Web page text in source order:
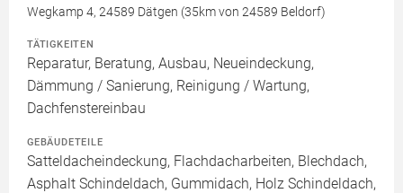
Wegkamp 4, 24589 Dätgen (35km von 24589 Beldorf)
TÄTIGKEITEN
Reparatur, Beratung, Ausbau, Neueindeckung,
Dämmung / Sanierung, Reinigung / Wartung,
Dachfenstereinbau
GEBÄUDETEILE
Satteldacheindeckung, Flachdacharbeiten, Blechdach,
Asphalt Schindeldach, Gummidach, Holz Schindeldach,